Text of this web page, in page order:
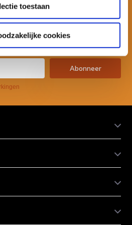
toestaan
cookies
en persoonlijk advies. Schrijf je dan
Abonneer